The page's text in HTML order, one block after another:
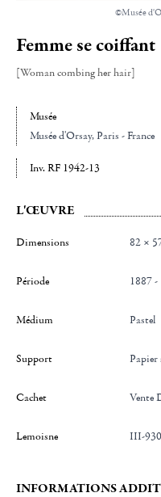
©Musée
Femme se coiffant
[Woman combing her hair]
Musée
Musée d'Orsay, Paris - France
Inv. RF 1942-13
L'ŒUVRE
Dimensions 82 ×
Période 1887
Médium Pastel
Support
Cachet
Lemoisne III-
INFORMATIONS